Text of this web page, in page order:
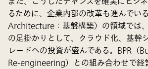
るために、企業内部の改革も進んでい
Architecture：基盤構築）の領域では
の足掛かりとして、クラウド化、基幹
レードへの投資が盛んである。BPR（
Re-engineering）との組み合わせで経